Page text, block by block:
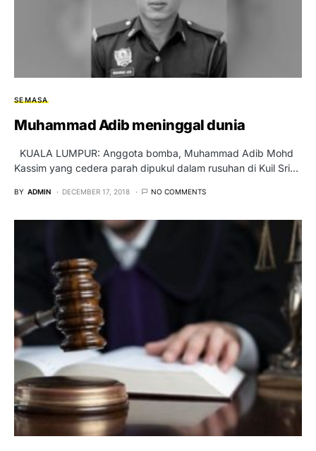
SEMASA
Muhammad Adib meninggal dunia
KUALA LUMPUR: Anggota bomba, Muhammad Adib Mohd
Kassim yang cedera parah dipukul dalam rusuhan di Kuil Sri…
BY ADMIN DECEMBER 17, 2018 NO COMMENTS